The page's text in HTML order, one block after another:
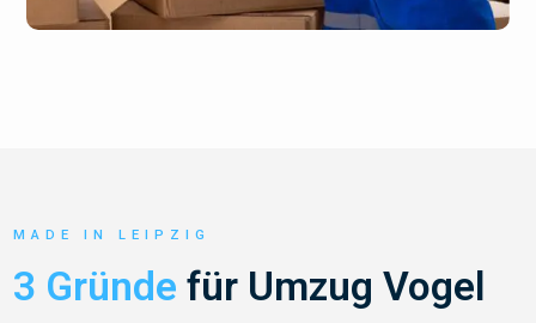
MADE IN LEIPZIG
3 Gründe für Umzug Vogel